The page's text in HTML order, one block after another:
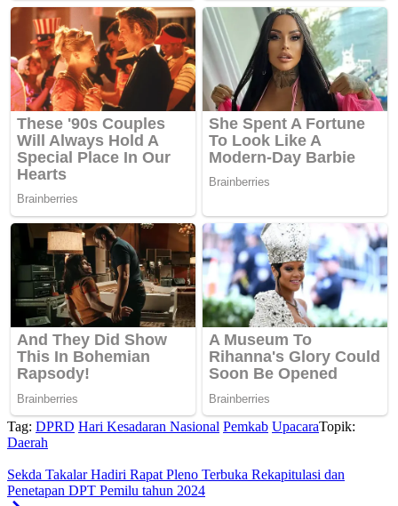
Tag: DPRD Hari Kesadaran Nasional Pemkab UpacaraTopik:
Daerah
Sekda Takalar Hadiri Rapat Pleno Terbuka Rekapitulasi dan
Penetapan DPT Pemilu tahun 2024